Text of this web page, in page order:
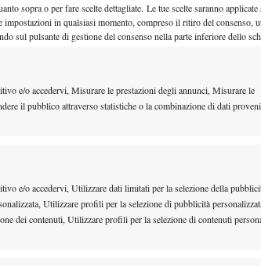
sopra o per fare scelte dettagliate. Le tue scelte saranno applicate
in qualsiasi momento, compreso il ritiro del consenso,
sul pulsante di gestione del consenso nella parte inferiore dello
e/o accedervi, Misurare le prestazioni degli annunci, Misurare le
il pubblico attraverso statistiche o la combinazione di dati
e/o accedervi, Utilizzare dati limitati per la selezione della
Utilizzare profili per la selezione di pubblicità
dei contenuti, Utilizzare profili per la selezione di contenuti
Stando alle statistiche rivelate dal
sito ufficiale ATP, Sinner detiene
vinti sia al servizio che in
risposta. Una statistica che, se
assoluto: dal 1991, anno in cui
l’anno al vertice in entrambe le
AL SERVIZIO